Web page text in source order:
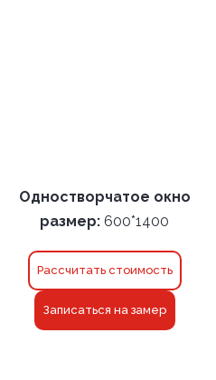
Одностворчатое окно
размер: 600*1400
Рассчитать стоимость
Записаться на замер